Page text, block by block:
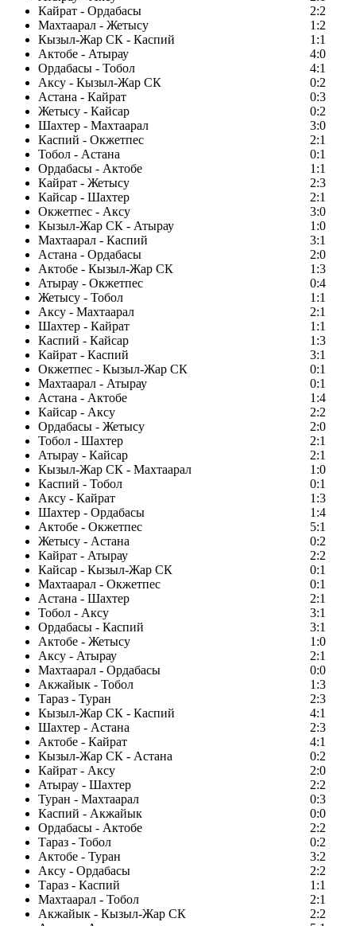
Кайрат - Ордабасы
2:2
Махтаарал - Жетысу
1:2
Кызыл-Жар СК - Каспий
1:1
Актобе - Атырау
4:0
Ордабасы - Тобол
4:1
Аксу - Кызыл-Жар СК
0:2
Астана - Кайрат
0:3
Жетысу - Кайсар
0:2
Шахтер - Махтаарал
3:0
Каспий - Окжетпес
2:1
Тобол - Астана
0:1
Ордабасы - Актобе
1:1
Кайрат - Жетысу
2:3
Кайсар - Шахтер
2:1
Окжетпес - Аксу
3:0
Кызыл-Жар СК - Атырау
1:0
Махтаарал - Каспий
3:1
Астана - Ордабасы
2:0
Актобе - Кызыл-Жар СК
1:3
Атырау - Окжетпес
0:4
Жетысу - Тобол
1:1
Аксу - Махтаарал
2:1
Шахтер - Кайрат
1:1
Каспий - Кайсар
1:3
Кайрат - Каспий
3:1
Окжетпес - Кызыл-Жар СК
0:1
Махтаарал - Атырау
0:1
Астана - Актобе
1:4
Кайсар - Аксу
2:2
Ордабасы - Жетысу
2:0
Тобол - Шахтер
2:1
Атырау - Кайсар
2:1
Кызыл-Жар СК - Махтаарал
1:0
Каспий - Тобол
0:1
Аксу - Кайрат
1:3
Шахтер - Ордабасы
1:4
Актобе - Окжетпес
5:1
Жетысу - Астана
0:2
Кайрат - Атырау
2:2
Кайсар - Кызыл-Жар СК
0:1
Махтаарал - Окжетпес
0:1
Астана - Шахтер
2:1
Тобол - Аксу
3:1
Ордабасы - Каспий
3:1
Актобе - Жетысу
1:0
Аксу - Атырау
2:1
Махтаарал - Ордабасы
0:0
Акжайык - Тобол
1:3
Тараз - Туран
2:3
Кызыл-Жар СК - Каспий
4:1
Шахтер - Астана
2:3
Актобе - Кайрат
4:1
Кызыл-Жар СК - Астана
0:2
Кайрат - Аксу
2:0
Атырау - Шахтер
2:2
Туран - Махтаарал
0:3
Каспий - Акжайык
0:0
Ордабасы - Актобе
2:2
Тараз - Тобол
0:2
Актобе - Туран
3:2
Аксу - Ордабасы
2:2
Тараз - Каспий
1:1
Махтаарал - Тобол
2:1
Акжайык - Кызыл-Жар СК
2:2